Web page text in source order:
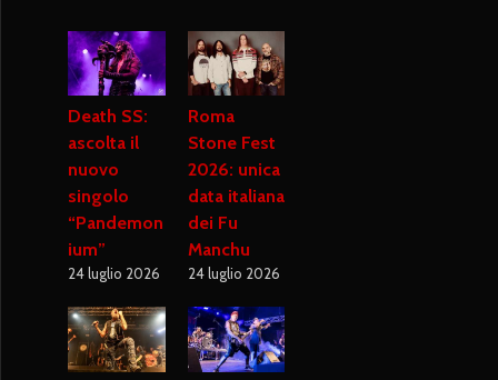
Death SS:
ascolta il
nuovo
singolo
“Pandemon
ium”
24 luglio 2026
Roma
Stone Fest
2026: unica
data italiana
dei Fu
Manchu
24 luglio 2026